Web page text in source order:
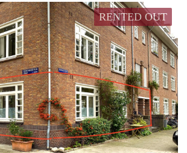
RENTED OUT